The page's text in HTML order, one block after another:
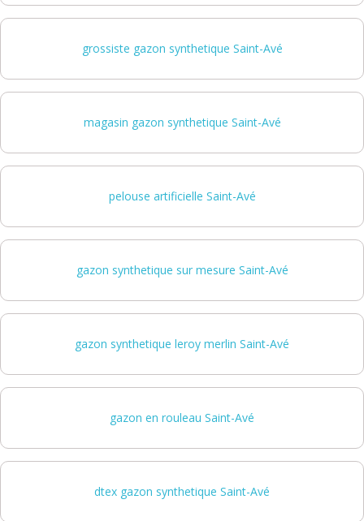
grossiste gazon synthetique Saint-Avé
magasin gazon synthetique Saint-Avé
pelouse artificielle Saint-Avé
gazon synthetique sur mesure Saint-Avé
gazon synthetique leroy merlin Saint-Avé
gazon en rouleau Saint-Avé
dtex gazon synthetique Saint-Avé